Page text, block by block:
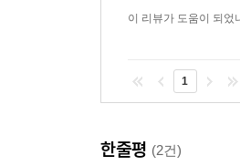
고통은 단순한 자기
인간적 감응의 가능성
이 리뷰가 도움이 되었
1
한줄평 (2건)